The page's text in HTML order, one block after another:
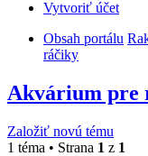
Vytvoriť účet
Obsah portálu
ráčiky
Akvárium pre
Založiť novú tému
1 téma • Strana 1 z 1